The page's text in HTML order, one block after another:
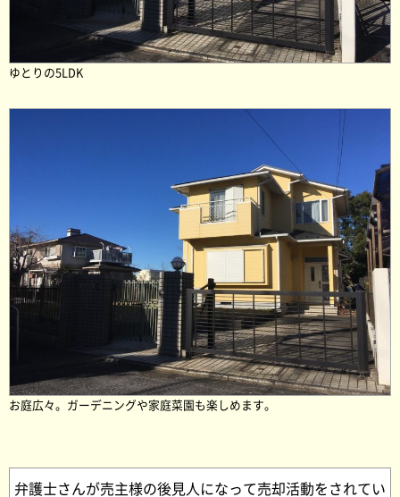
ゆとりの5LDK
お庭広々。ガーデニングや家庭菜園も楽しめます。
弁護士さんが売主様の後見人になって売却活動をされてい